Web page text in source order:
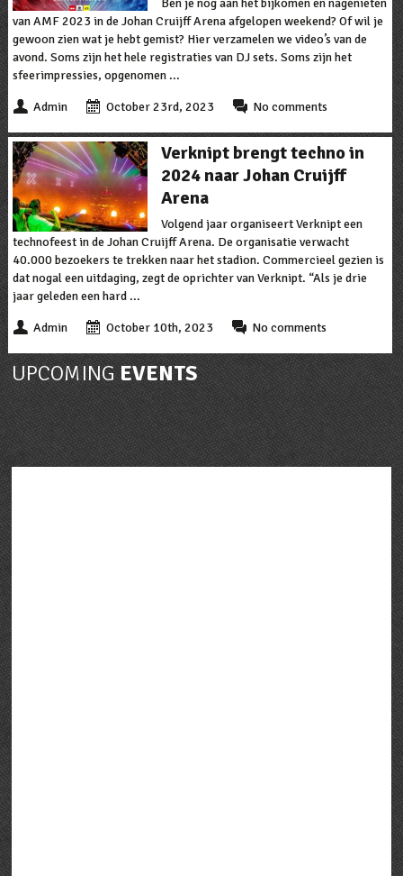
Ben je nog aan het bijkomen en nagenieten
van AMF 2023 in de Johan Cruijff Arena afgelopen weekend? Of wil je
gewoon zien wat je hebt gemist? Hier verzamelen we video’s van de
avond. Soms zijn het hele registraties van DJ sets. Soms zijn het
sfeerimpressies, opgenomen ...
Admin October 23rd, 2023 No comments
Verknipt brengt techno in
2024 naar Johan Cruijff
Arena
Volgend jaar organiseert Verknipt een
technofeest in de Johan Cruijff Arena. De organisatie verwacht
40.000 bezoekers te trekken naar het stadion. Commercieel gezien is
dat nogal een uitdaging, zegt de oprichter van Verknipt. “Als je drie
jaar geleden een hard ...
Admin October 10th, 2023 No comments
UPCOMINGEVENTS